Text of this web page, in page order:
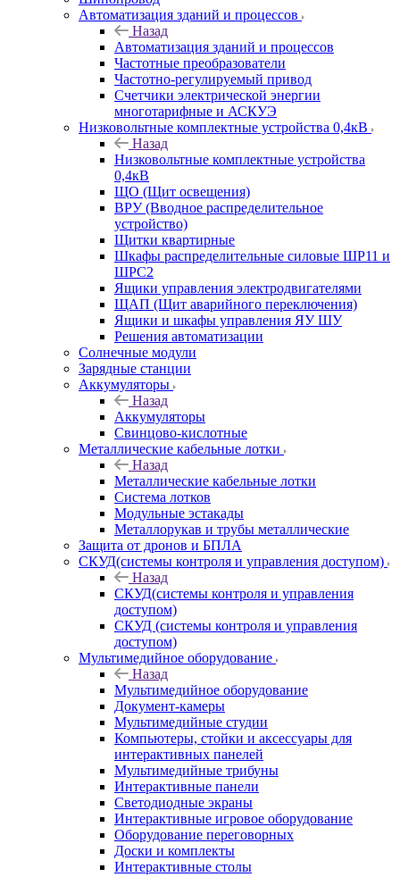
Автоматизация зданий и процессов
Назад
Автоматизация зданий и процессов
Частотные преобразователи
Частотно-регулируемый привод
Счетчики электрической энергии
многотарифные и АСКУЭ
Низковольтные комплектные устройства 0,4кВ
Назад
Низковольтные комплектные устройства
0,4кВ
ЩО (Щит освещения)
ВРУ (Вводное распределительное
устройство)
Щитки квартирные
Шкафы распределительные силовые ШР11 и
ШРС2
Ящики управления электродвигателями
ЩАП (Щит аварийного переключения)
Ящики и шкафы управления ЯУ ШУ
Решения автоматизации
Солнечные модули
Зарядные станции
Аккумуляторы
Назад
Аккумуляторы
Свинцово-кислотные
Металлические кабельные лотки
Назад
Металлические кабельные лотки
Система лотков
Модульные эстакады
Металлорукав и трубы металлические
Защита от дронов и БПЛА
СКУД(системы контроля и управления доступом)
Назад
СКУД(системы контроля и управления
доступом)
СКУД (системы контроля и управления
доступом)
Мультимедийное оборудование
Назад
Мультимедийное оборудование
Документ-камеры
Мультимедийные студии
Компьютеры, стойки и аксессуары для
интерактивных панелей
Мультимедийные трибуны
Интерактивные панели
Светодиодные экраны
Интерактивные игровое оборудование
Оборудование переговорных
Доски и комплекты
Интерактивные столы